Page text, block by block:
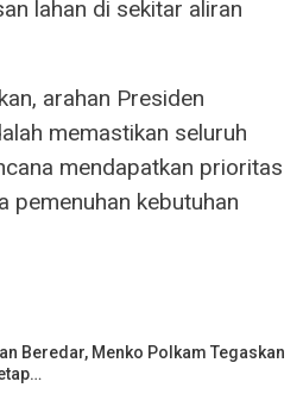
lahan di sekitar aliran
arahan Presiden
memastikan seluruh
mendapatkan prioritas
pemenuhan kebutuhan
Beredar, Menko Polkam Tegaskan